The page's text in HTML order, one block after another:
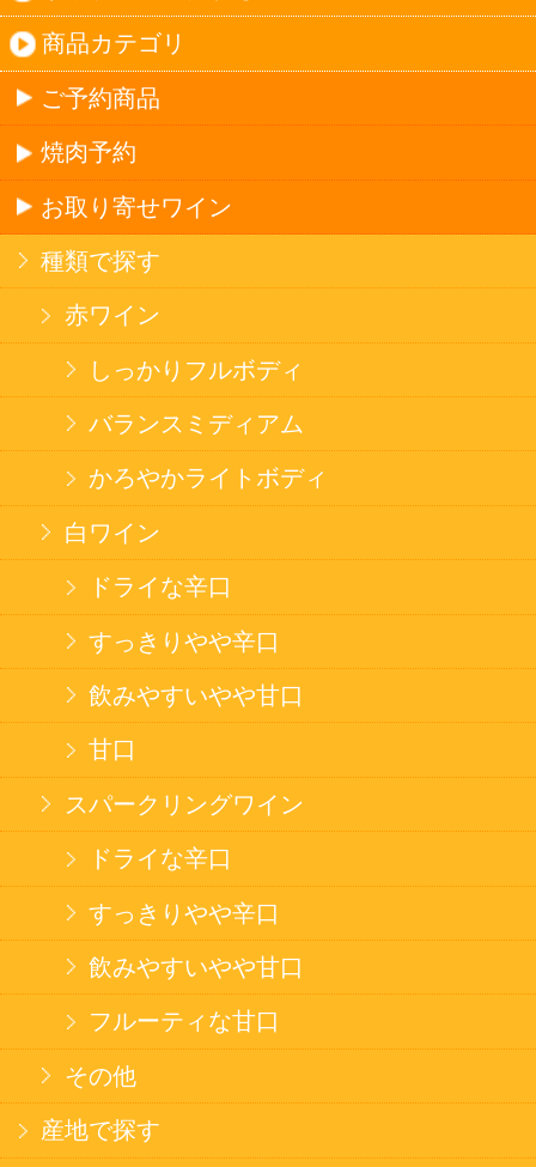
カートに入れる
法令に従って、20歳未満の方への酒類のご注文
はお受けできません。
また、酒類を受取に来られた方が20歳未満の場
合は、酒類のお渡しをお断りしております。
表示：スマートフォン｜
このサイトは、企業の実在証明と通信の暗号化
のため、サイバートラストのサーバ証明書を導
入しています。
Trusted Webシールをクリックして、検証結果を
ご確認いただけます。